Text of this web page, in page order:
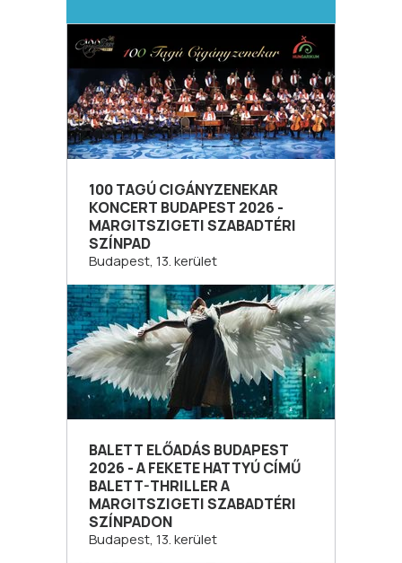
100 TAGÚ CIGÁNYZENEKAR
KONCERT BUDAPEST 2026 -
MARGITSZIGETI SZABADTÉRI
SZÍNPAD
Budapest, 13. kerület
BALETT ELŐADÁS BUDAPEST
2026 - A FEKETE HATTYÚ CÍMŰ
BALETT-THRILLER A
MARGITSZIGETI SZABADTÉRI
SZÍNPADON
Budapest, 13. kerület